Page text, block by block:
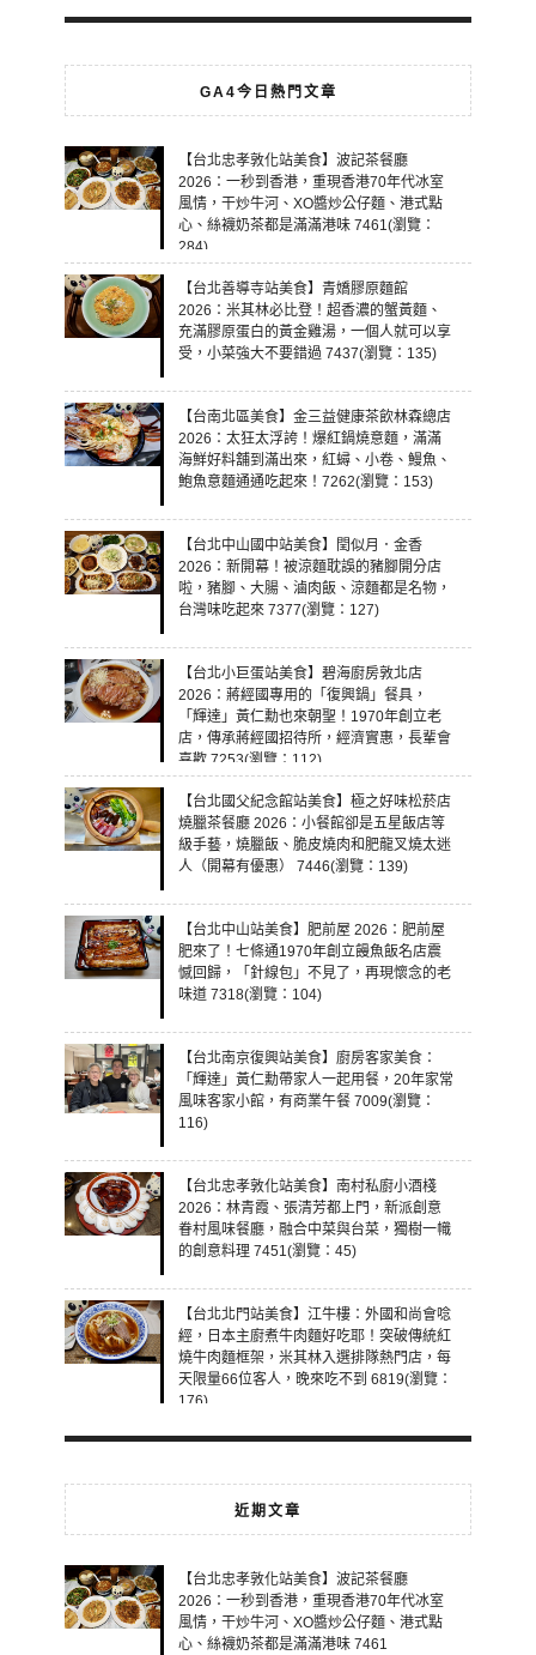
GA4今日熱門文章
【台北忠孝敦化站美食】波記茶餐廳
2026：一秒到香港，重現香港70年代冰室
風情，干炒牛河、XO醬炒公仔麵、港式點
心、絲襪奶茶都是滿滿港味 7461(瀏覽：
284)
【台北善導寺站美食】青嬌膠原麵館
2026：米其林必比登！超香濃的蟹黃麵、
充滿膠原蛋白的黃金雞湯，一個人就可以享
受，小菜強大不要錯過 7437(瀏覽：135)
【台南北區美食】金三益健康茶飲林森總店
2026：太狂太浮誇！爆紅鍋燒意麵，滿滿
海鮮好料舖到滿出來，紅蟳、小卷、鰻魚、
鮑魚意麵通通吃起來！7262(瀏覽：153)
【台北中山國中站美食】閏似月．金香
2026：新開幕！被涼麵耽誤的豬腳開分店
啦，豬腳、大腸、滷肉飯、涼麵都是名物，
台灣味吃起來 7377(瀏覽：127)
【台北小巨蛋站美食】碧海廚房敦北店
2026：蔣經國專用的「復興鍋」餐具，
「輝達」黃仁勳也來朝聖！1970年創立老
店，傳承蔣經國招待所，經濟實惠，長輩會
喜歡 7253(瀏覽：112)
【台北國父紀念館站美食】極之好味松菸店
燒臘茶餐廳 2026：小餐館卻是五星飯店等
級手藝，燒臘飯、脆皮燒肉和肥龍叉燒太迷
人（開幕有優惠） 7446(瀏覽：139)
【台北中山站美食】肥前屋 2026：肥前屋
肥來了！七條通1970年創立饅魚飯名店震
憾回歸，「針線包」不見了，再現懷念的老
味道 7318(瀏覽：104)
【台北南京復興站美食】廚房客家美食：
「輝達」黃仁勳帶家人一起用餐，20年家常
風味客家小館，有商業午餐 7009(瀏覽：
116)
【台北忠孝敦化站美食】南村私廚小酒棧
2026：林青霞、張清芳都上門，新派創意
眷村風味餐廳，融合中菜與台菜，獨樹一幟
的創意料理 7451(瀏覽：45)
【台北北門站美食】江牛樓：外國和尚會唸
經，日本主廚煮牛肉麵好吃耶！突破傳統紅
燒牛肉麵框架，米其林入選排隊熱門店，每
天限量66位客人，晚來吃不到 6819(瀏覽：
176)
近期文章
【台北忠孝敦化站美食】波記茶餐廳
2026：一秒到香港，重現香港70年代冰室
風情，干炒牛河、XO醬炒公仔麵、港式點
心、絲襪奶茶都是滿滿港味 7461